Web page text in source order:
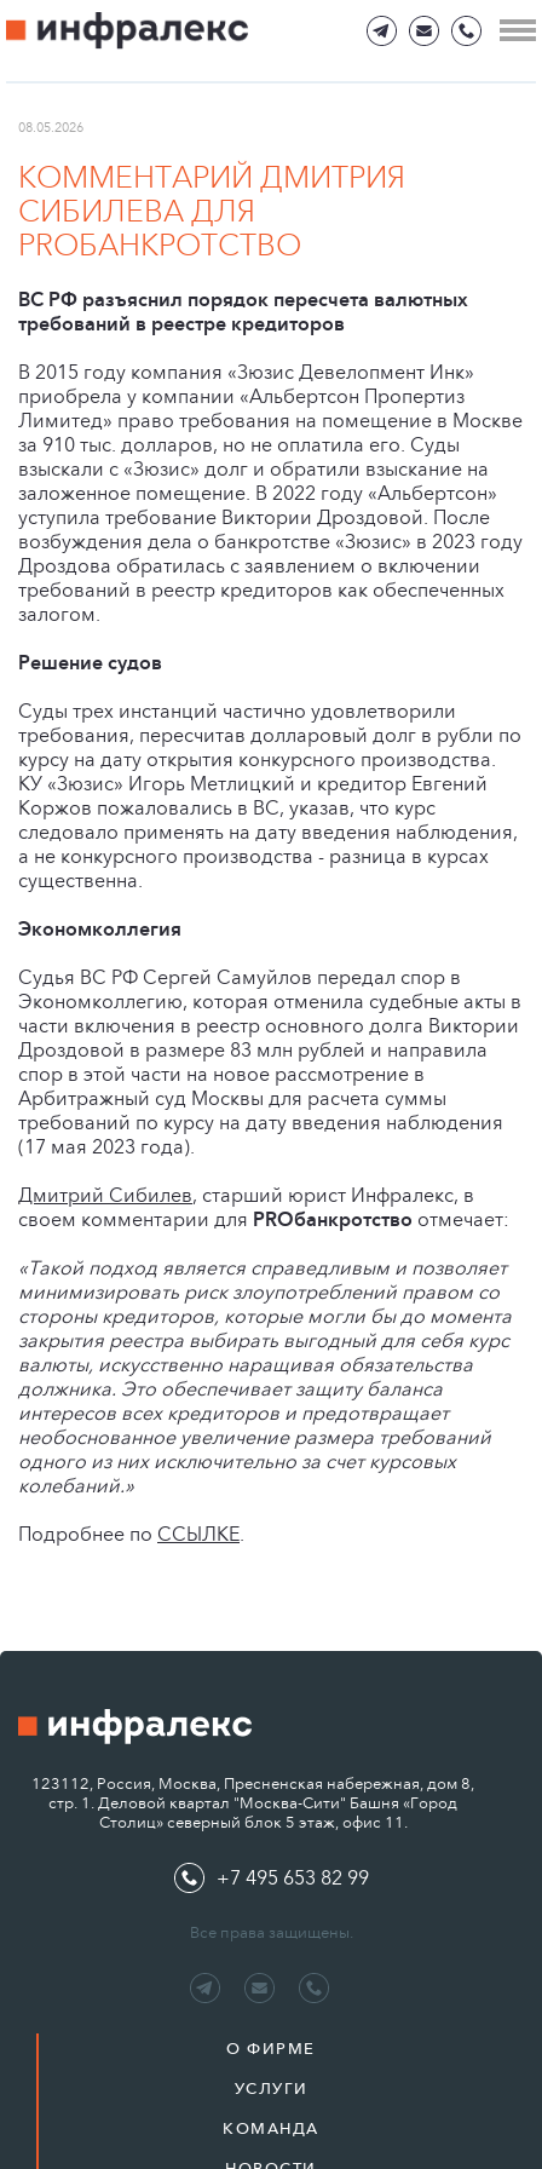
08.05.2026
КОММЕНТАРИЙ ДМИТРИЯ
СИБИЛЕВА ДЛЯ
PROБАНКРОТСТВО
ВС РФ разъяснил порядок пересчета валютных
требований в реестре кредиторов
В 2015 году компания «Зюзис Девелопмент Инк»
приобрела у компании «Альбертсон Пропертиз
Лимитед» право требования на помещение в Москве
за 910 тыс. долларов, но не оплатила его. Суды
взыскали с «Зюзис» долг и обратили взыскание на
заложенное помещение. В 2022 году «Альбертсон»
уступила требование Виктории Дроздовой. После
возбуждения дела о банкротстве «Зюзис» в 2023 году
Дроздова обратилась с заявлением о включении
требований в реестр кредиторов как обеспеченных
залогом.
Решение судов
Суды трех инстанций частично удовлетворили
требования, пересчитав долларовый долг в рубли по
курсу на дату открытия конкурсного производства.
КУ «Зюзис» Игорь Метлицкий и кредитор Евгений
Коржов пожаловались в ВС, указав, что курс
следовало применять на дату введения наблюдения,
а не конкурсного производства - разница в курсах
существенна.
Экономколлегия
Судья ВС РФ Сергей Самуйлов передал спор в
Экономколлегию, которая отменила судебные акты в
части включения в реестр основного долга Виктории
Дроздовой в размере 83 млн рублей и направила
спор в этой части на новое рассмотрение в
Арбитражный суд Москвы для расчета суммы
требований по курсу на дату введения наблюдения
(17 мая 2023 года).
Дмитрий Сибилев, старший юрист Инфралекс, в
своем комментарии для PROбанкротство отмечает:
«Такой подход является справедливым и позволяет
минимизировать риск злоупотреблений правом со
стороны кредиторов, которые могли бы до момента
закрытия реестра выбирать выгодный для себя курс
валюты, искусственно наращивая обязательства
должника. Это обеспечивает защиту баланса
интересов всех кредиторов и предотвращает
необоснованное увеличение размера требований
одного из них исключительно за счет курсовых
колебаний.»
Подробнее по ССЫЛКЕ.
123112, Россия, Москва, Пресненская набережная, дом 8,
стр. 1. Деловой квартал "Москва-Сити" Башня «Город
Столиц» северный блок 5 этаж, офис 11.
+7 495 653 82 99
Все права защищены.
О ФИРМЕ
УСЛУГИ
КОМАНДА